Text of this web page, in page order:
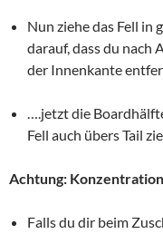
Nun ziehe das Fell in
darauf, dass du nach
der Innenkante
….jetzt die
Fell auch übers Tail
Achtung:
Falls du dir beim